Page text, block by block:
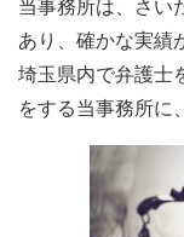
当事務所は、さい
あり、確かな実績
埼玉県内で弁護士
をする当事務所に